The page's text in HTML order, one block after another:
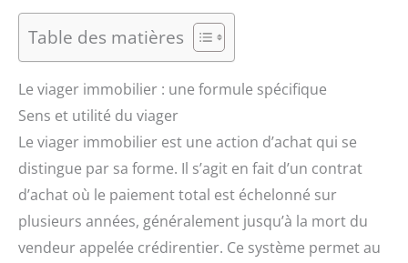
Table des matières
Le viager immobilier : une formule spécifique
Sens et utilité du viager
Le viager immobilier est une action d’achat qui se
distingue par sa forme. Il s’agit en fait d’un contrat
d’achat où le paiement total est échelonné sur
plusieurs années, généralement jusqu’à la mort du
vendeur appelée crédirentier. Ce système permet au